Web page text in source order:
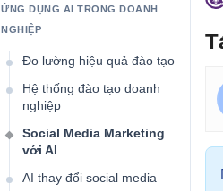
ỨNG DỤNG AI TRONG DOANH
NGHIỆP
Nhập vai, mô phỏng và các
kịch bản thực hành AI
Đo lường hiệu quả đào tạo
Hệ thống đào tạo doanh
nghiệp
Social Media Marketing
với AI
AI thay đổi social media